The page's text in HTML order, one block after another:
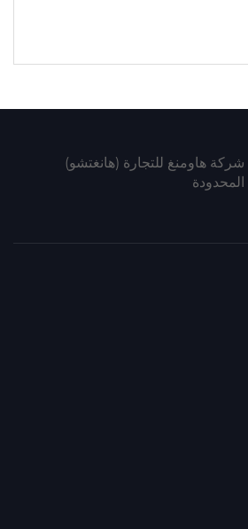
شركة هاومنغ للتجارة (هانغتشو)
المحدودة